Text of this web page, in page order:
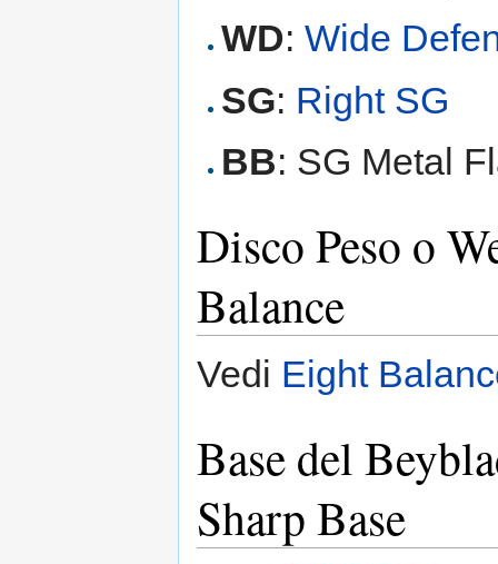
WD:Wide
SG: Right SG
BB: SG Metal
Disco Peso o
Balance
Vedi Eight
Base del
Sharp Base